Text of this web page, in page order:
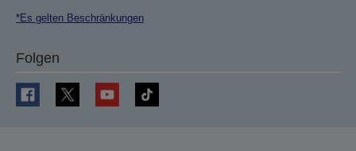
*Es gelten Beschränkungen
Folgen